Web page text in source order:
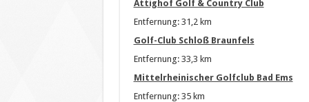
Attighof Golf & Country Club
Entfernung: 31,2 km
Golf-Club Schloß Braunfels
Entfernung: 33,3 km
Mittelrheinischer Golfclub Bad Ems
Entfernung: 35 km